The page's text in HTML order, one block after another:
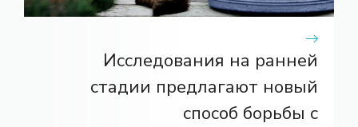
Исследования на ранней
стадии предлагают новый
способ борьбы с